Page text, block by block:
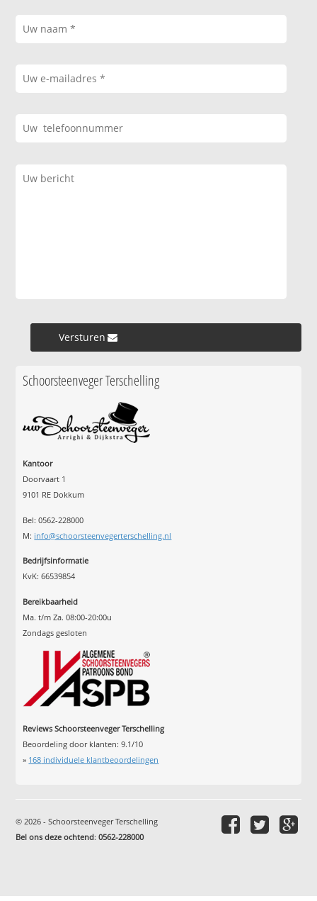
Versturen »
Schoorsteenveger Terschelling
Kantoor
Doorvaart 1
9101 RE Dokkum
Bel: 0562-228000
M: info@schoorsteenvegerterschelling.nl
Bedrijfsinformatie
KvK: 66539854
Bereikbaarheid
Ma. t/m Za. 08:00-20:00u
Zondags gesloten
Reviews Schoorsteenveger Terschelling
Beoordeling door klanten:9.1/10
» 168 individuele klantbeoordelingen
© 2026 - Schoorsteenveger Terschelling
Bel ons deze ochtend:0562-228000